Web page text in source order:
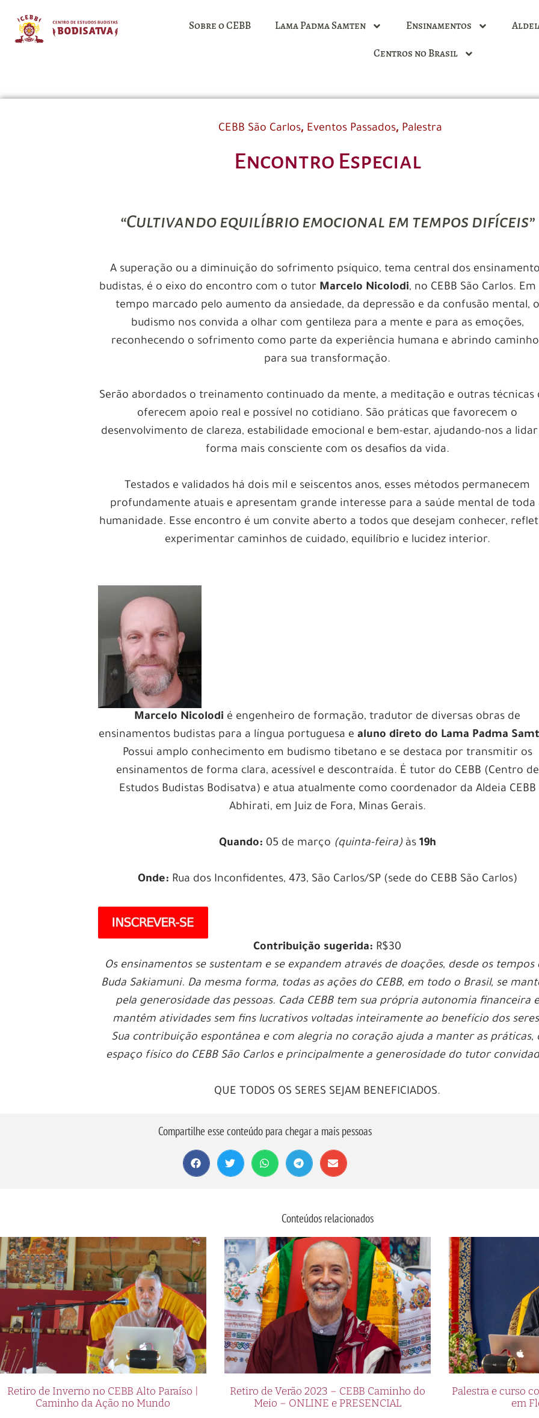
Sobre o CEBB Lama Padma Samten Ensinamentos
Centros no Brasil
CEBB São Carlos, Eventos Passados, Palestra
Encontro Especial
“Cultivando equilíbrio emocional em tempos difíceis”
A superação ou a diminuição do sofrimento psíquico, tema central dos
budistas, é o eixo do encontro com o tutor Marcelo Nicolodi, no CEBB São Carlos.
tempo marcado pelo aumento da ansiedade, da depressão e da confusão mental, o
budismo nos convida a olhar com gentileza para a mente e para as emoções,
reconhecendo o sofrimento como parte da experiência humana e abrindo
para sua transformação.
Serão abordados o treinamento continuado da mente, a meditação e outras técnicas
oferecem apoio real e possível no cotidiano. São práticas que favorecem o
desenvolvimento de clareza, estabilidade emocional e bem-estar, ajudando-nos a
forma mais consciente com os desafios da vida.
Testados e validados há dois mil e seiscentos anos, esses métodos permanecem
profundamente atuais e apresentam grande interesse para a saúde mental de toda
humanidade. Esse encontro é um convite aberto a todos que desejam conhecer,
experimentar caminhos de cuidado, equilíbrio e lucidez interior.
Marcelo Nicolodi é engenheiro de formação, tradutor de diversas obras de
ensinamentos budistas para a língua portuguesa ealuno direto do Lama Padma
Possui amplo conhecimento em budismo tibetano e se destaca por transmitir os
ensinamentos de forma clara, acessível e descontraída. É tutor do CEBB (Centro de
Estudos Budistas Bodisatva) e atua atualmente como coordenador da Aldeia CEBB
Abhirati, em Juiz de Fora, Minas Gerais.
Quando: 05 de março (quinta-feira)às 19h
Onde: Rua dos Inconfidentes, 473, São Carlos/SP (sede do CEBB São Carlos)
Contribuição sugerida: R$30
Os ensinamentos se sustentam e se expandem através de doações, desde os tempos
Buda Sakiamuni. Da mesma forma, todas as ações do CEBB, em todo o Brasil, se
pela generosidade das pessoas. Cada CEBB tem sua própria autonomia financeira e
mantêm atividades sem fins lucrativos voltadas inteiramente ao benefício dos
Sua contribuição espontânea e com alegria no coração ajuda a manter as práticas,
espaço físico do CEBB São Carlos e principalmente a generosidade do tutor
QUE TODOS OS SERES SEJAM BENEFICIADOS.
Compartilhe esse conteúdo para chegar a mais pessoas
Conteúdos relacionados
Retiro de Inverno no CEBB Alto Paraíso |
Caminho da Ação no Mundo
Retiro de Verão 2023 – CEBB Caminho do
Meio – ONLINE e PRESENCIAL
Palestra e curso
em